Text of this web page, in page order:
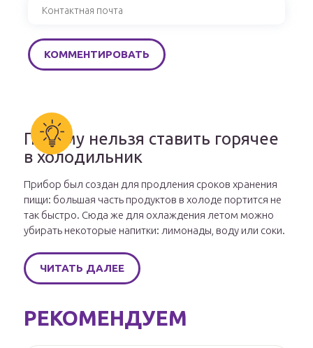
Почему нельзя ставить горячее
в холодильник
Прибор был создан для продления сроков хранения
пищи: большая часть продуктов в холоде портится не
так быстро. Сюда же для охлаждения летом можно
убирать некоторые напитки: лимонады, воду или соки.
ЧИТАТЬ ДАЛЕЕ
РЕКОМЕНДУЕМ